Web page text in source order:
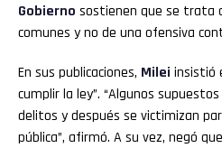
Gobierno sostienen que se trata
comunes y no de una ofensiva
En sus publicaciones, Milei insistió
cumplir la ley”. “Algunos
delitos y después se victimizan
pública”, afirmó. A su vez, negó